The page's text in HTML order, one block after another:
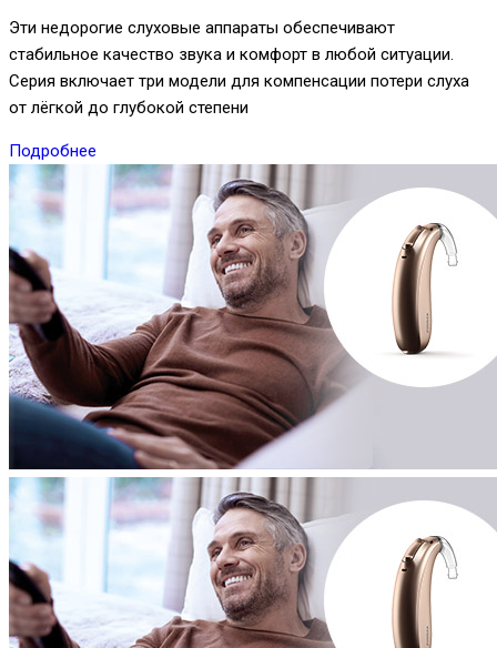
Эти недорогие слуховые аппараты обеспечивают
стабильное качество звука и комфорт в любой ситуации.
Серия включает три модели для компенсации потери слуха
от лёгкой до глубокой степени
Подробнее